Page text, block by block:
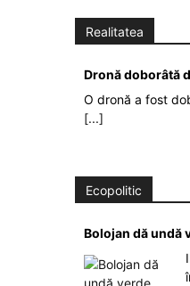
Realitatea
Dronă doborâtă
O dronă a fost
[...]
Ecopolitic
Bolojan dă undă